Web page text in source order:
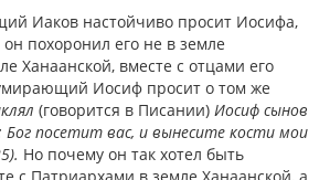
Иаков настойчиво просит Иосифа,
похоронил его не в земле
Ханаанской, вместе с отцами его
Иосиф просит о том же
(говорится в Писании) Иосиф сынов
Бог посетит вас, и вынесите кости мои
Но почему он так хотел быть